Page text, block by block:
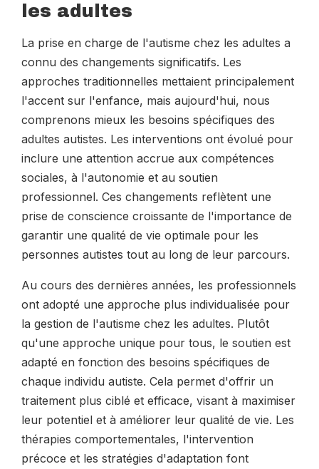
les adultes
La prise en charge de l'autisme chez les adultes a
connu des changements significatifs. Les
approches traditionnelles mettaient principalement
l'accent sur l'enfance, mais aujourd'hui, nous
comprenons mieux les besoins spécifiques des
adultes autistes. Les interventions ont évolué pour
inclure une attention accrue aux compétences
sociales, à l'autonomie et au soutien
professionnel. Ces changements reflètent une
prise de conscience croissante de l'importance de
garantir une qualité de vie optimale pour les
personnes autistes tout au long de leur parcours.
Au cours des dernières années, les professionnels
ont adopté une approche plus individualisée pour
la gestion de l'autisme chez les adultes. Plutôt
qu'une approche unique pour tous, le soutien est
adapté en fonction des besoins spécifiques de
chaque individu autiste. Cela permet d'offrir un
traitement plus ciblé et efficace, visant à maximiser
leur potentiel et à améliorer leur qualité de vie. Les
thérapies comportementales, l'intervention
précoce et les stratégies d'adaptation font